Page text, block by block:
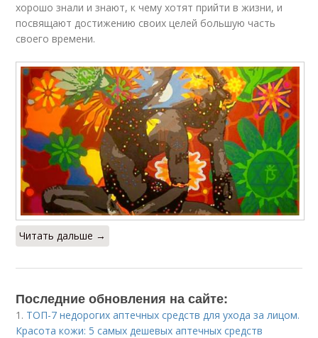
хорошо знали и знают, к чему хотят прийти в жизни, и
посвящают достижению своих целей большую часть
своего времени.
Читать дальше →
Последние обновления на сайте:
1. ТОП-7 недорогих аптечных средств для ухода за лицом.
Красота кожи: 5 самых дешевых аптечных средств